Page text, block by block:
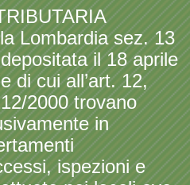
Lombardia sez. 13
il 18 aprile
di cui all’art. 12,
2000 trovano
in
ispezioni e